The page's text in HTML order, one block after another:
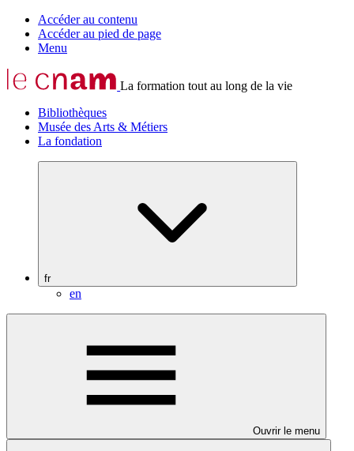
Accéder au contenu
Accéder au pied de page
Menu
La formation tout au long de la vie
Bibliothèques
Musée des Arts & Métiers
La fondation
fr
en
Ouvrir le menu